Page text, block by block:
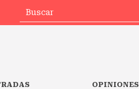
OPINIONES